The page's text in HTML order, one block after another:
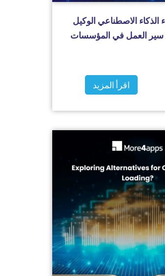
الذكاء الاصطناعي الوكيل
سير العمل في المؤسسات
اقرأ المزيد